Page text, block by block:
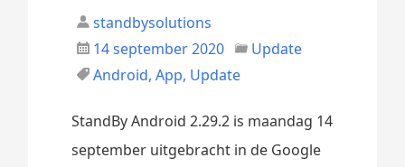
standbysolutions
14 september 2020
Update
Android,App, Update
StandBy Android 2.29.2 is maandag 14
september uitgebracht in de Google